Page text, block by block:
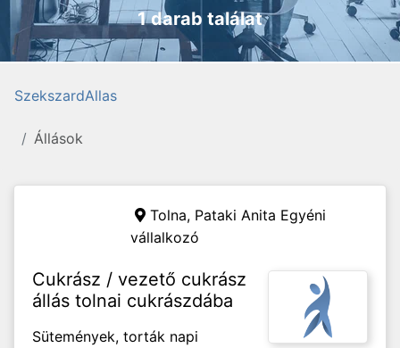
1 darab találat
SzekszardAllas
Állások
Tolna, Pataki Anita Egyéni
vállalkozó
Cukrász / vezető cukrász
állás tolnai cukrászdába
Sütemények, torták napi